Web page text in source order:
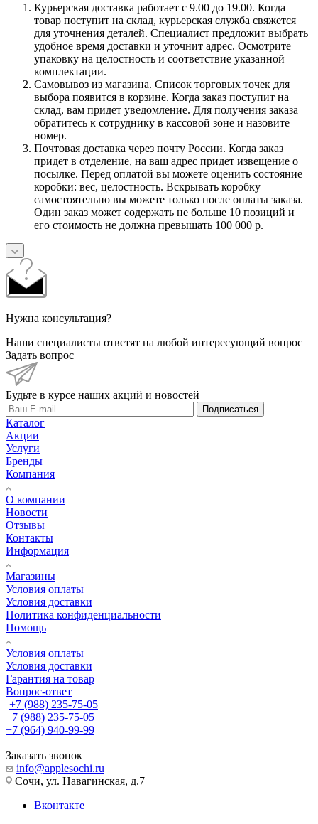
Курьерская доставка работает с 9.00 до 19.00. Когда
товар поступит на склад, курьерская служба свяжется
для уточнения деталей. Специалист предложит выбрать
удобное время доставки и уточнит адрес. Осмотрите
упаковку на целостность и соответствие указанной
комплектации.
Самовывоз из магазина. Список торговых точек для
выбора появится в корзине. Когда заказ поступит на
склад, вам придет уведомление. Для получения заказа
обратитесь к сотруднику в кассовой зоне и назовите
номер.
Почтовая доставка через почту России. Когда заказ
придет в отделение, на ваш адрес придет извещение о
посылке. Перед оплатой вы можете оценить состояние
коробки: вес, целостность. Вскрывать коробку
самостоятельно вы можете только после оплаты заказа.
Один заказ может содержать не больше 10 позиций и
его стоимость не должна превышать 100 000 р.
Нужна консультация?
Наши специалисты ответят на любой интересующий вопрос
Задать вопрос
Будьте в курсе наших акций и новостей
Подписаться
Каталог
Акции
Услуги
Бренды
Компания
О компании
Новости
Отзывы
Контакты
Информация
Магазины
Условия оплаты
Условия доставки
Политика конфиденциальности
Помощь
Условия оплаты
Условия доставки
Гарантия на товар
Вопрос-ответ
+7 (988) 235-75-05
+7 (988) 235-75-05
+7 (964) 940-99-99
Заказать звонок
info@applesochi.ru
Сочи, ул. Навагинская, д.7
Вконтакте